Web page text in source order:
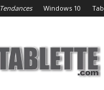
Tendances Windows 10